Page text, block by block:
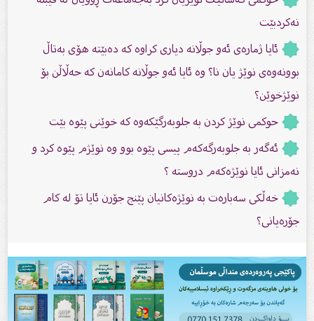
نەکردبێت
ئایا ژمارەی ئەو جوڵانە دیاری كراوە كە دەبێتە هۆی بەتاڵ
بوونەوەی نوێژ یان نا؟ وە ئایا ئەو جوڵانە كامانەن كە حەڵاڵن بۆ
نوێژخوێن؟
حوکمی نوێژ کردن بە جلوبەرگێکەوە کە خوێنی پێوە بێت
ئەگەر بە جلوبەرگەکەم پیسی پێوە بوو وە نوێژم پێوە كرد و
نەمزانی ئایا نوێژەكەم دروستە ؟
خەڵکی سەبارەت بە نوێژەکانیان پێنج جۆرن ئایا تۆ لە کام
جۆرەیانی؟